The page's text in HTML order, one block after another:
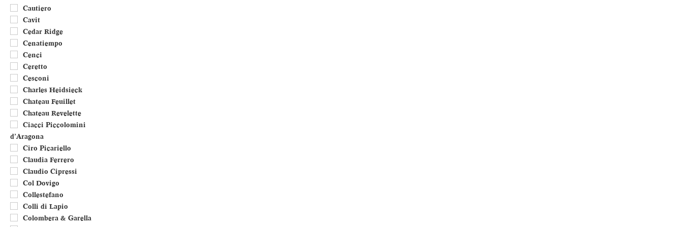
Cautiero
Cavit
Cedar Ridge
Cenatiempo
Cenci
Ceretto
Cesconi
Charles Heidsieck
Chateau Feuillet
Chateau Revelette
Ciacci Piccolomini
d’Aragona
Ciro Picariello
Claudia Ferrero
Claudio Cipressi
Col Dovigo
Collestefano
Colli di Lapio
Colombera & Garella